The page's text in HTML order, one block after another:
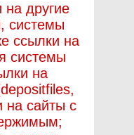
другие
системы
ссылки на
системы
на
на сайты с